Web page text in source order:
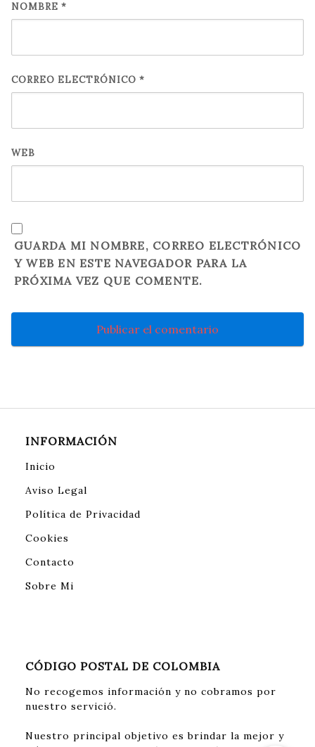
NOMBRE *
CORREO ELECTRÓNICO *
WEB
GUARDA MI NOMBRE, CORREO ELECTRÓNICO
Y WEB EN ESTE NAVEGADOR PARA LA
PRÓXIMA VEZ QUE COMENTE.
INFORMACIÓN
Inicio
Aviso Legal
Política de Privacidad
Cookies
Contacto
Sobre Mi
CÓDIGO POSTAL DE COLOMBIA
No recogemos información y no cobramos por
nuestro servició.
Nuestro principal objetivo es brindar la mejor y